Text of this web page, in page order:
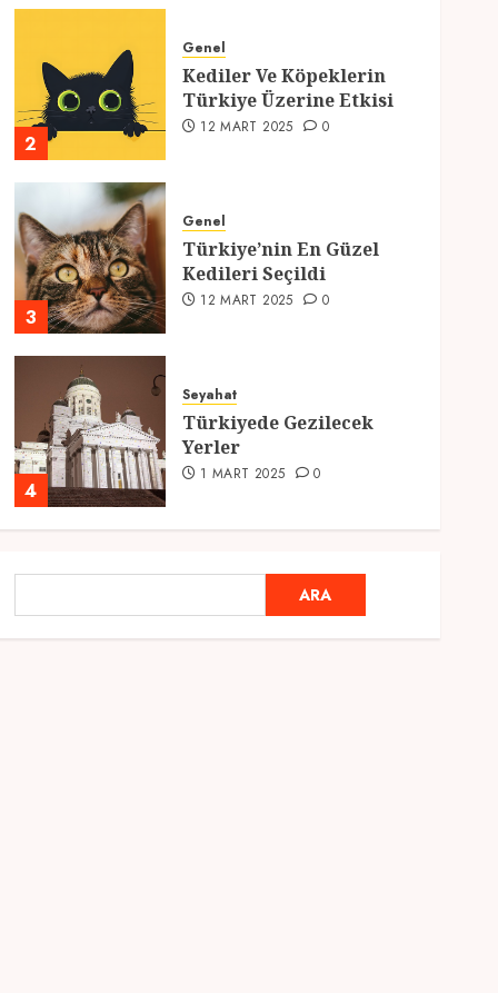
2
Genel
Kediler Ve Köpeklerin
Türkiye Üzerine Etkisi
12 MART 2025 0
3
Genel
Türkiye’nin En Güzel
Kedileri Seçildi
12 MART 2025 0
4
Seyahat
Türkiyede Gezilecek
Yerler
1 MART 2025 0
Ramazan Ayı 2025:
Manevi Atmosfer ve Özel
Hazırlıklar
ARA